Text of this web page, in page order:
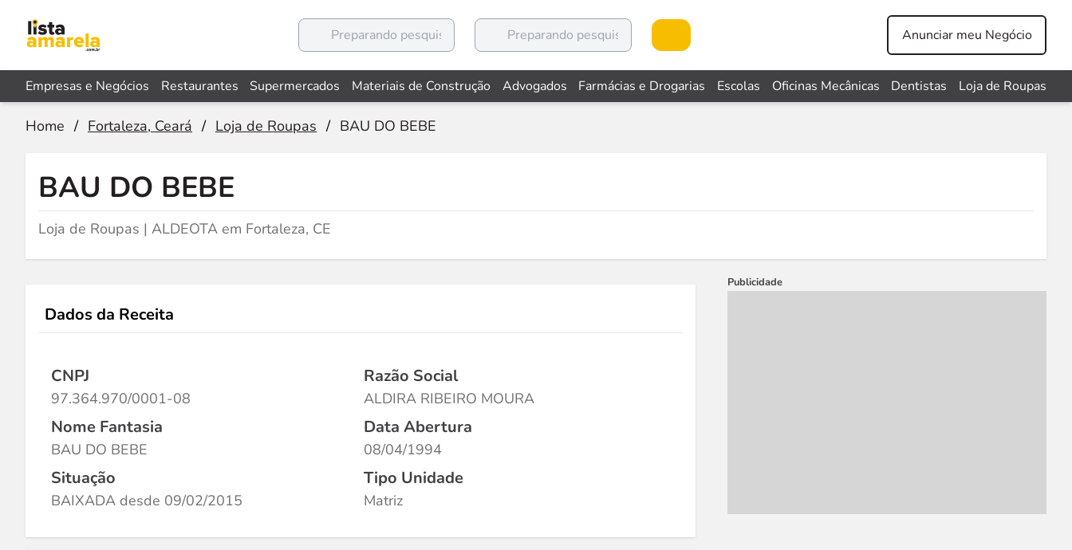
Anunciar meu Negócio
Empresas e Negócios Restaurantes Supermercados Materiais de Construção Advogados Farmácias e Drogarias Escolas Oficinas Mecânicas Dentistas Loja de Roupas
Home / Fortaleza, Ceará / Loja de Roupas / BAU DO BEBE
BAU DO BEBE
Loja de Roupas | ALDEOTA em Fortaleza, CE
Dados da Receita
CNPJ
97.364.970/0001-08
Razão Social
ALDIRA RIBEIRO MOURA
Nome Fantasia
BAU DO BEBE
Data Abertura
08/04/1994
Situação
BAIXADA desde 09/02/2015
Tipo Unidade
Matriz
Publicidade